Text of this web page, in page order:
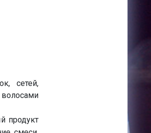
сетей,
волосами
продукт